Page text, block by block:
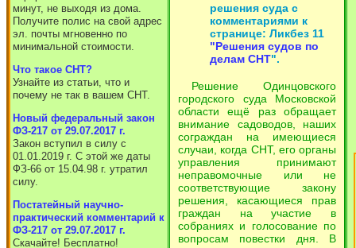
минут, не выходя из дома.
Получите полис на свой адрес
эл. почты мгновенно по
минимальной стоимости.
Что такое СНТ?
Узнайте из статьи, что и
почему не так в вашем СНТ.
Новый федеральный закон
ФЗ-217 от 29.07.2017 г.
Закон вступил в силу с
01.01.2019 г. С этой же даты
ФЗ-66 от 15.04.98 г. утратил
силу.
Постатейный научно-
практический комментарий к
ФЗ-217 от 29.07.2017 г.
Скачайте! Бесплатно!
решения суда с
комментариями к
странице: Ликбез 11
"Решения судов по
делам СНТ".
Решение Одинцовского
городского суда Московской
области ещё раз обращает
внимание садоводов, наших
сограждан на имеющиеся
случаи, когда СНТ, его органы
управления принимают
неправомочные или не
соответствующие закону
решения, касающиеся прав
граждан на участие в
собраниях и голосование по
вопросам повестки дня. В